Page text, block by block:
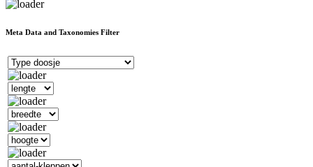
Meta Data and Taxonomies Filter